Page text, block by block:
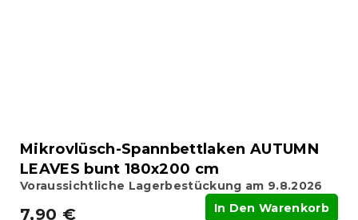
Mikrovlüsch-Spannbettlaken AUTUMN
LEAVES bunt 180x200 cm
Voraussichtliche Lagerbestückung am 9.8.2026
7,90 € In Den Warenkorb